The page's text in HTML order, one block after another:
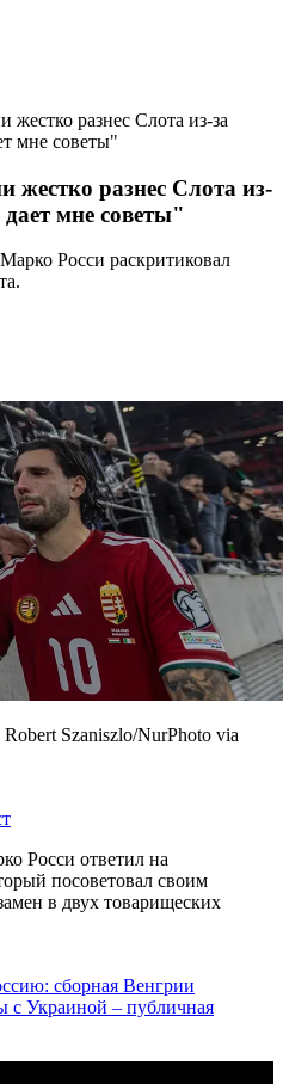
жестко разнес Слота из-за
мне советы"
жестко разнес Слота из-
мне советы"
Росси раскритиковал
Szaniszlo/NurPhoto via
Росси ответил на
посоветовал своим
в двух товарищеских
сборная Венгрии
с Украиной – публичная